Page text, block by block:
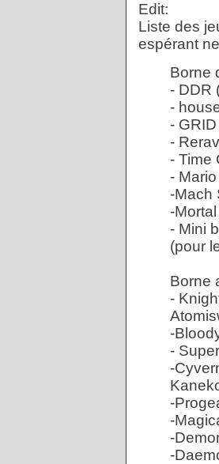
Edit:
Liste des
espérant
Borne
- DDR
-
-
-
- Time
-
-Mach
-
- Mini
(pour
Borne
-
-
-
-
-
-
-
-